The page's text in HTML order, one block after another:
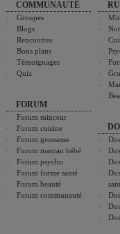
COMMUNAUTÉ
Groupes
Blogs
Rencontres
Bons plans
Témoignages
Quiz
FORUM
Forum minceur
Forum cuisine
Forum grossesse
Forum maman bébé
Forum psycho
Forum forme santé
Forum beauté
Forum communauté